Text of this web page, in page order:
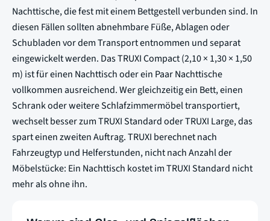
Nachttische, die fest mit einem Bettgestell verbunden sind. In
diesen Fällen sollten abnehmbare Füße, Ablagen oder
Schubladen vor dem Transport entnommen und separat
eingewickelt werden. Das TRUXI Compact (2,10 × 1,30 × 1,50
m) ist für einen Nachttisch oder ein Paar Nachttische
vollkommen ausreichend. Wer gleichzeitig ein Bett, einen
Schrank oder weitere Schlafzimmermöbel transportiert,
wechselt besser zum TRUXI Standard oder TRUXI Large, das
spart einen zweiten Auftrag. TRUXI berechnet nach
Fahrzeugtyp und Helferstunden, nicht nach Anzahl der
Möbelstücke: Ein Nachttisch kostet im TRUXI Standard nicht
mehr als ohne ihn.